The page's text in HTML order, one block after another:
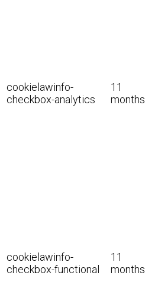
cookielawinfo-
checkbox-analytics
11
months
cookielawinfo-
checkbox-functional
11
months